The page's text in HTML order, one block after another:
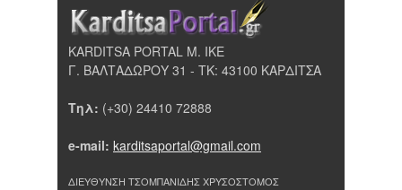
KARDITSA PORTAL Μ. ΙΚΕ
Γ. ΒΑΛΤΑΔΩΡΟΥ 31 - ΤΚ: 43100 ΚΑΡΔΙΤΣΑ
Τηλ: (+30) 24410 72888
e-mail: karditsaportal@gmail.com
ΔΙΕΥΘΥΝΣΗ ΤΣΟΜΠΑΝΙΔΗΣ ΧΡΥΣΟΣΤΟΜΟΣ